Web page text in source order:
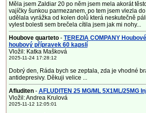
Měla jsem Zaldiar 20 po něm jsem mela akorát
vajíčky šunkou parmezanem, po tem jsem vlezla
udělala vyrážka od kolen dolů která neskutečně
vylest bolesti sem brečela cítila jsem jak mi nohy...
Houbove quarteto- TEREZIA COMPANY
houbový přípravek 60 kapslí
Vložil: Katka Mašková
2025-11-24 17:28:12
Dobrý den, Ráda bych se zeptala, zda je vhodné
antidepresivy. Děkuji velice ...
Afluditen- AFLUDITEN 25 MG/ML 5X1ML/25MG
Vložil: Andrea Krulová
2025-11-12 12:05:01